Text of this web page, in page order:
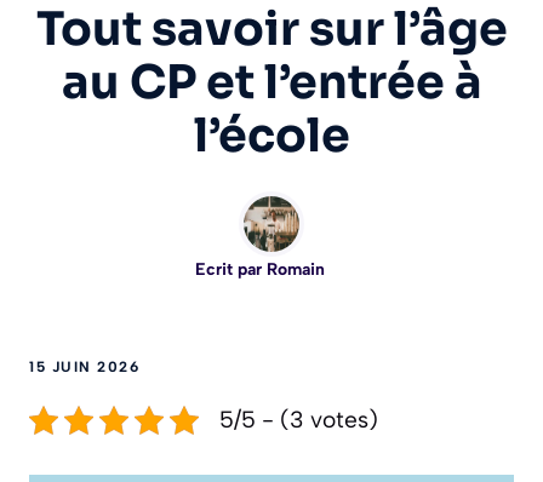
Tout savoir sur l’âge
au CP et l’entrée à
l’école
Ecrit par Romain
15 JUIN 2026
5/5 - (3 votes)